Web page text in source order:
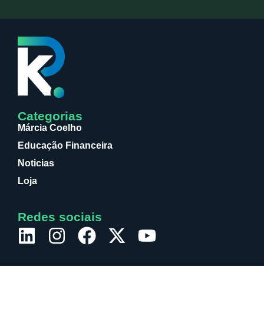
Categorias
Márcia Coelho
Educação Financeira
Noticias
Loja
Redes sociais